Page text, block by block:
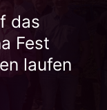
das
Fest
laufen